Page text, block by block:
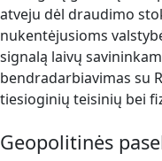
atveju dėl draudimo
nukentėjusioms
signalą laivų
bendradarbiavimas su
tiesioginių teisinių bei
Geopolitinės